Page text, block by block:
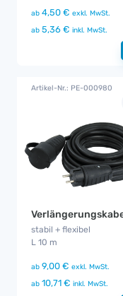
ab 4,50 € exkl. MwSt.
ab 5,36 € inkl. MwSt.
Artikel-Nr.: PE-000980
stabil + flexibel
L 10 m
ab 9,00 € exkl. MwSt.
ab 10,71 € inkl. MwSt.